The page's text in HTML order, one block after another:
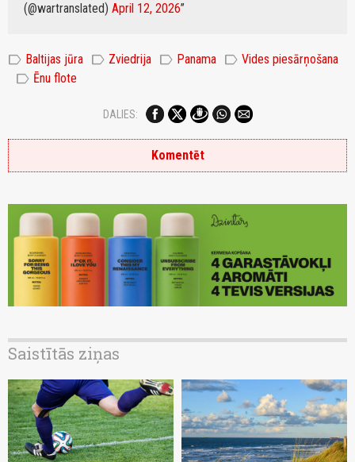
(@wartranslated) April 12, 2026
label Baltijas jūra label Zviedrija label Panama label Vides piesārņošana
label Ēnu flote
DALIES:
Komentēt
Saistītās ziņas